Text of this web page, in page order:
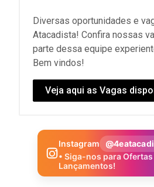
Diversas oportunidades e
Atacadista! Confira nossas
parte dessa equipe
Bem vindos!
Veja aqui as Vagas
Instagram
• Siga-nos para Ofertas
Lançamentos!